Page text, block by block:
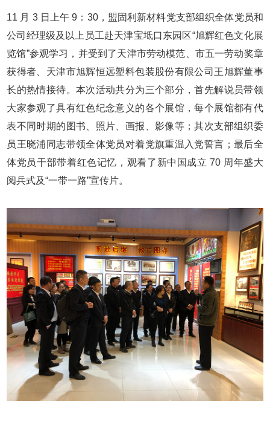
11 月 3 日上午 9：30，盟固利新材料党支部组织全体党员和
公司经理级及以上员工赴天津宝坻口东园区“旭辉红色文化展
览馆”参观学习，并受到了天津市劳动模范、市五一劳动奖章
获得者、天津市旭辉恒远塑料包装股份有限公司王旭辉董事
长的热情接待。本次活动共分为三个部分，首先解说员带领
大家参观了具有红色纪念意义的各个展馆，每个展馆都有代
表不同时期的图书、照片、画报、影像等；其次支部组织委
员王晓浦同志带领全体党员对着党旗重温入党誓言；最后全
体党员干部带着红色记忆，观看了新中国成立 70 周年盛大
阅兵式及“一带一路”宣传片。